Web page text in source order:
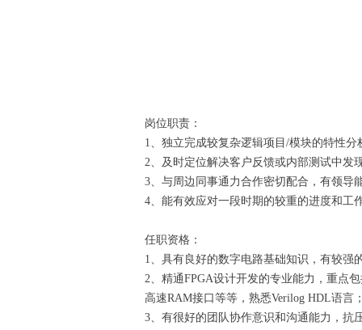
岗位职责：
1、独立完成较复杂逻辑项目/模块的特性
2、及时定位解决客户反馈或内部测试中发
3、与周边同事通力合作密切配合，有领导
4、能有效应对一段时期的较重的进度和工
任职资格：
1、具有良好的数字电路基础知识，有较强
2、精通FPGA设计开发的专业能力，重点
高速RAM接口等等，熟悉Verilog HDL语言
3、有很好的团队协作意识和沟通能力，抗